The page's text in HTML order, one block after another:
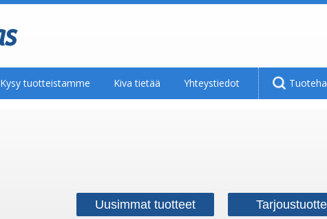
Kysy tuotteistamme Kiva tietää Yhteystiedot
Uusimmat tuotteet